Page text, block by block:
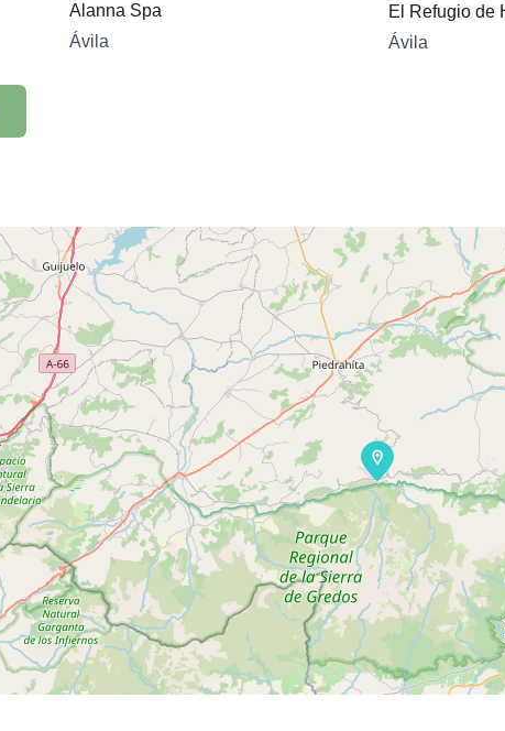
Alanna Spa
Ávila
El Refugio de
Ávila